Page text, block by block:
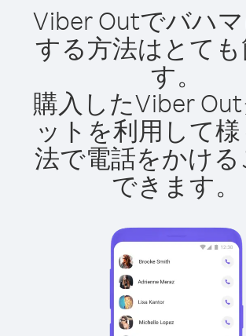
Viber Outでバハ
する方法はとて
す。
購入したViber
ットを利用して
法で電話をかけ
できます。